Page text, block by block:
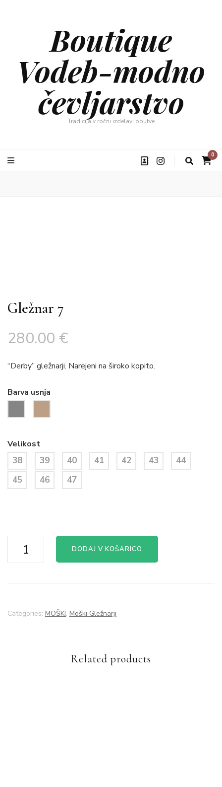
Boutique
Vodeb-modno
čevljarstvo
Tradicija v ročni izdelavi obutve
0
Gležnar 7
280.00 €
“Derby” gležnarji. Narejeni na široko kopito.
Barva usnja
Velikost
38 39 40 41 42 43
44
45
46 47
DODAJ V KOŠARICO
Categories: MOŠKI, Moški Gležnarji
Related products